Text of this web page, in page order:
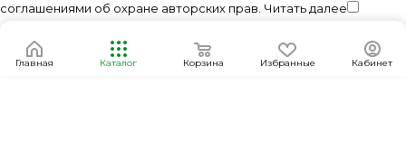
соглашениями об охране авторских прав. Читать далее
Главная Каталог Корзина Избранные Кабинет